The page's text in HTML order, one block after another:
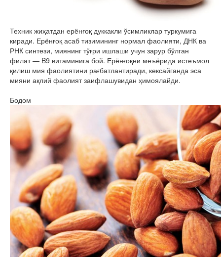
Техник жиҳатдан ерёнғоқ дуккакли ўсимликлар туркумига
киради. Ерёнғоқ асаб тизимининг нормал фаолияти, ДНК ва
РНК синтези, миянинг тўғри ишлаши учун зарур бўлган
филат — B9 витаминига бой. Ерёнғоқни меъёрида истеъмол
қилиш мия фаолиятини рағбатлантиради, кексайганда эса
мияни ақлий фаолият заифлашувидан ҳимоялайди.
Бодом